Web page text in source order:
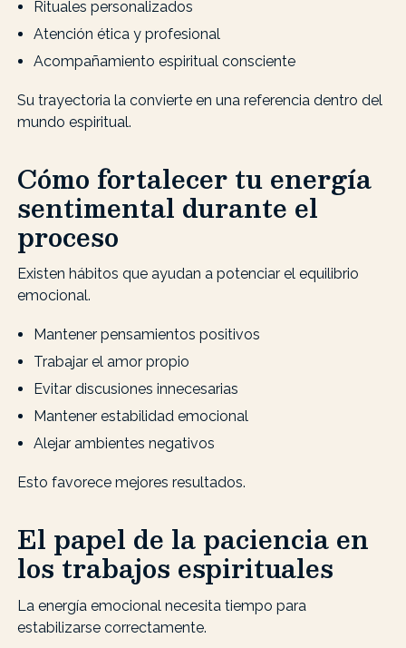
Rituales personalizados
Atención ética y profesional
Acompañamiento espiritual consciente
Su trayectoria la convierte en una referencia dentro del
mundo espiritual.
Cómo fortalecer tu energía
sentimental durante el
proceso
Existen hábitos que ayudan a potenciar el equilibrio
emocional.
Mantener pensamientos positivos
Trabajar el amor propio
Evitar discusiones innecesarias
Mantener estabilidad emocional
Alejar ambientes negativos
Esto favorece mejores resultados.
El papel de la paciencia en
los trabajos espirituales
La energía emocional necesita tiempo para
estabilizarse correctamente.